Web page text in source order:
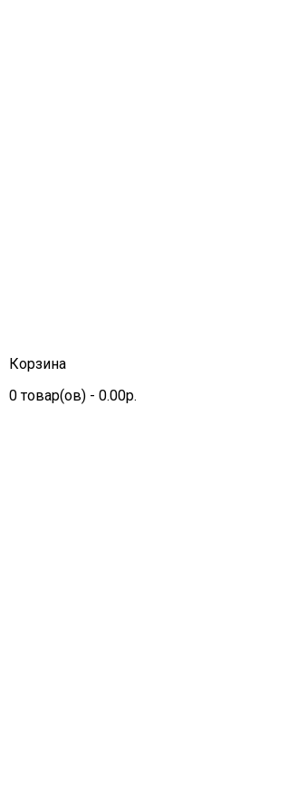
Корзина
0товар(ов) - 0.00р.